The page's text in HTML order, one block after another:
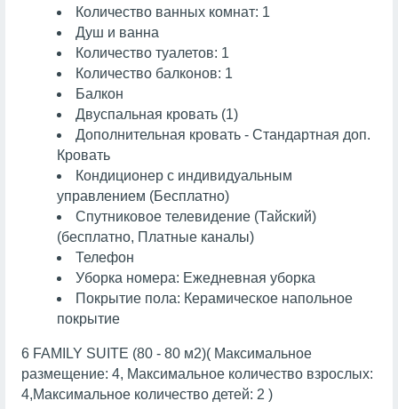
Количество ванных комнат: 1
Душ и ванна
Количество туалетов: 1
Количество балконов: 1
Балкон
Двуспальная кровать (1)
Дополнительная кровать - Стандартная доп.
Кровать
Кондиционер с индивидуальным
управлением (Бесплатно)
Спутниковое телевидение (Тайский)
(бесплатно, Платные каналы)
Телефон
Уборка номера: Ежедневная уборка
Покрытие пола: Керамическое напольное
покрытие
6 FAMILY SUITE (80 - 80 м2)( Максимальное
размещение: 4, Максимальное количество взрослых:
4,Максимальное количество детей: 2 )